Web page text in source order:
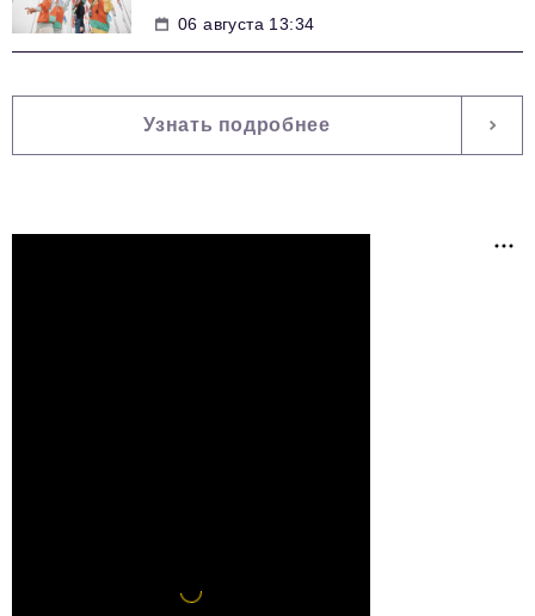
06 августа 13:34
Узнать подробнее